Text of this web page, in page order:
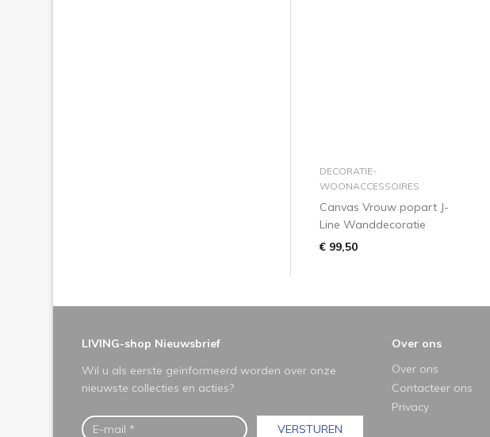
in winkelmandje
DECORATIE-
WOONACCESSOIRES
Canvas Vrouw popart J-
Line Wanddecoratie
€ 99,50
LIVING-shop Nieuwsbrief
Wil u als eerste geïnformeerd worden over onze
nieuwste collecties en acties?
VERSTUREN
Over ons
Over ons
Contacteer ons
Privacy